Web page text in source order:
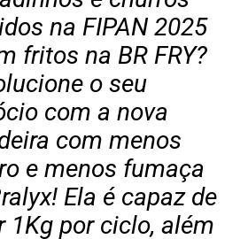
na FIPAN 2025
fritos na BR FRY?
o seu
com a nova
com menos
e menos fumaça
Ela é capaz de
1Kg por ciclo, além